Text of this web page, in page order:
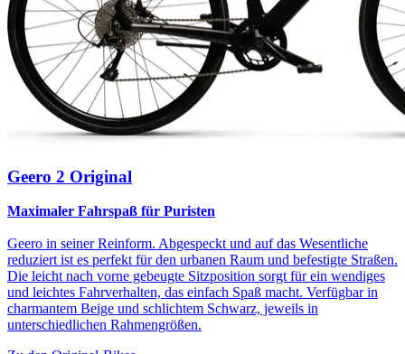
Geero 2 Original
Maximaler Fahrspaß für Puristen
Geero in seiner Reinform. Abgespeckt und auf das Wesentliche
reduziert ist es perfekt für den urbanen Raum und befestigte Straßen.
Die leicht nach vorne gebeugte Sitzposition sorgt für ein wendiges
und leichtes Fahrverhalten, das einfach Spaß macht. Verfügbar in
charmantem Beige und schlichtem Schwarz, jeweils in
unterschiedlichen Rahmengrößen.